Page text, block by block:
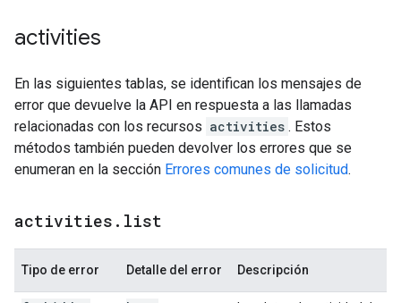
activities
En las siguientes tablas, se identifican los mensajes de
error que devuelve la API en respuesta a las llamadas
relacionadas con los recursos activities . Estos
métodos también pueden devolver los errores que se
enumeran en la sección Errores comunes de solicitud.
activities . list
Tipo de error Detalle del error Descripción